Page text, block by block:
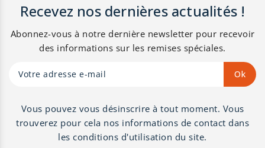
Recevez nos dernières actualités !
Abonnez-vous à notre dernière newsletter pour recevoir
des informations sur les remises spéciales.
Vous pouvez vous désinscrire à tout moment. Vous
trouverez pour cela nos informations de contact dans
les conditions d'utilisation du site.